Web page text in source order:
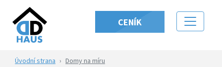
CENÍK
Úvodní strana Domy na míru